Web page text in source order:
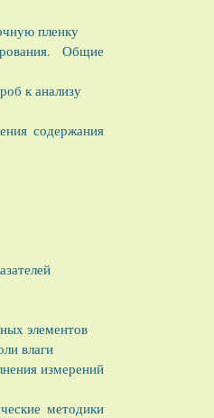
пленку
Общие
к анализу
содержания
элементов
влаги
измерений
методики